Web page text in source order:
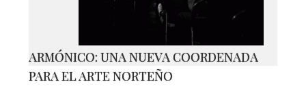
ARMÓNICO: UNA NUEVA COORDENADA
PARA EL ARTE NORTEÑO